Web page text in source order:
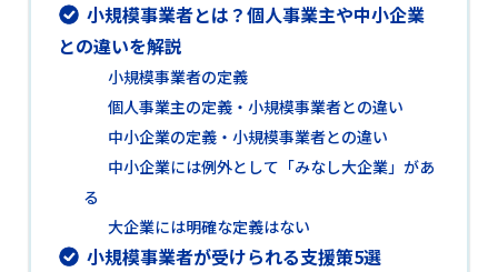
小規模事業者とは？個人事業主や中小企業
との違いを解説
小規模事業者の定義
個人事業主の定義・小規模事業者との違い
中小企業の定義・小規模事業者との違い
中小企業には例外として「みなし大企業」があ
る
大企業には明確な定義はない
小規模事業者が受けられる支援策5選